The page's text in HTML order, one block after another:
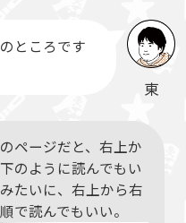
東
ところです
ページだと、右上か
のように読んでもい
たいに、右上から右
で読んでもいい。